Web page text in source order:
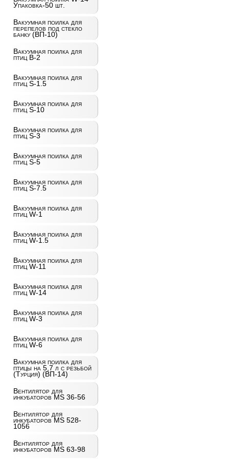
Упаковка-50 шт.
Вакуумная поилка для
перепелов под стекло
банку (ВП-10)
Вакуумная поилка для
птиц B-2
Вакуумная поилка для
птиц S-1.5
Вакуумная поилка для
птиц S-10
Вакуумная поилка для
птиц S-3
Вакуумная поилка для
птиц S-5
Вакуумная поилка для
птиц S-7.5
Вакуумная поилка для
птиц W-1
Вакуумная поилка для
птиц W-1.5
Вакуумная поилка для
птиц W-11
Вакуумная поилка для
птиц W-14
Вакуумная поилка для
птиц W-3
Вакуумная поилка для
птиц W-6
Вакуумная поилка для
птицы на 5,7 л с резьбой
(Турция) (ВП-14)
Вентилятор для
инкубаторов MS 36-56
Вентилятор для
инкубаторов MS 528-
1056
Вентилятор для
инкубаторов MS 63-98